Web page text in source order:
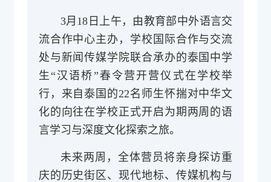
3月18日上午，由教育部中外语言交
流合作中心主办，学校国际合作与交流
处与新闻传媒学院联合承办的泰国中学
生“汉语桥”春令营开营仪式在学校举
行，来自泰国的22名师生怀揣对中华文
化的向往在学校正式开启为期两周的语
言学习与深度文化探索之旅。
未来两周，全体营员将亲身探访重
庆的历史街区、现代地标、传媒机构与